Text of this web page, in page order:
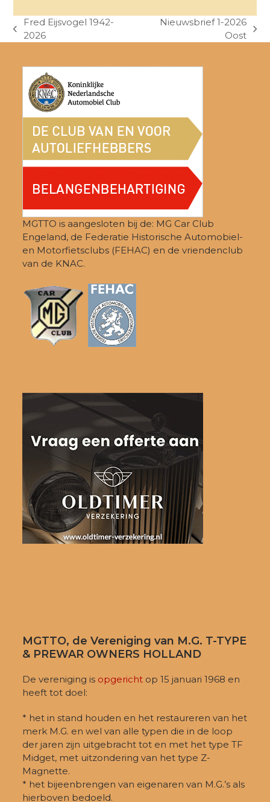
previous
Fred Eijsvogel 1942-
2026
Nieuwsbrief 1-2026
Oost
MGTTO is aangesloten bij de: MG Car Club
Engeland, de Federatie Historische Automobiel-
en Motorfietsclubs (FEHAC) en de vriendenclub
van de KNAC.
MGTTO, de Vereniging van M.G. T-TYPE
& PREWAR OWNERS HOLLAND
De vereniging is opgericht op 15 januari 1968 en
heeft tot doel:
* het in stand houden en het restaureren van het
merk M.G. en wel van alle typen die in de loop
der jaren zijn uitgebracht tot en met het type TF
Midget, met uitzondering van het type Z-
Magnette.
* het bijeenbrengen van eigenaren van M.G.’s als
hierboven bedoeld.